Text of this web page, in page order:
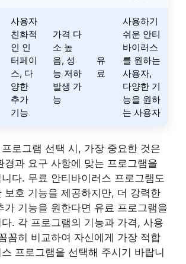
사용자
친화적
인 인
터페이
스, 다
양한
추가
기능
가격 다
소 높
음, 성
능 저하
발생 가
능
유
료
사용하기
쉬운 안티
바이러스
를 원하는
사용자,
다양한 기
능을 원하
는 사용자
로그램 선택 시, 가장 중요한 것은
경과 요구 사항에 맞는 프로그램을
다. 무료 안티바이러스 프로그램도
보호 기능을 제공하지만, 더 강력한
가 기능을 원한다면 유료 프로그램을
. 각 프로그램의 기능과 가격, 사용
꼼히 비교하여 자신에게 가장 적합
프로그램을 선택해 주시기 바랍니